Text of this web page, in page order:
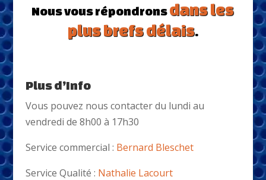
Nous vous répondronsdans les
plus brefs délais.
Plus d’Info
Vous pouvez nous contacter du lundi au
vendredi de 8h00 à 17h30
Service commercial : Bernard Bleschet
Service Qualité : Nathalie Lacourt